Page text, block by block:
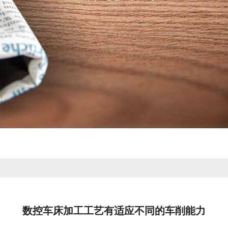
数控车床加工工艺有适应不同的车削能力